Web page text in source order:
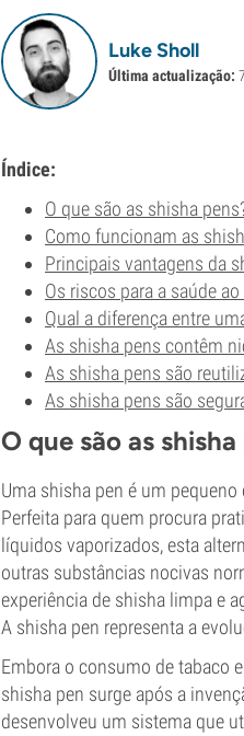
Luke Sholl
Última actualização:
Índice:
O que são as shisha
Como funcionam as
Principais vantagens da
Os riscos para a saúde
Qual a diferença entre
As shisha pens contêm
As shisha pens são
As shisha pens são
O que são as shisha
Uma shisha pen é um
Perfeita para quem procura
líquidos vaporizados, esta
outras substâncias nocivas
experiência de shisha limpa e
A shisha pen representa a
Embora o consumo de tabaco
shisha pen surge após a
desenvolveu um sistema que